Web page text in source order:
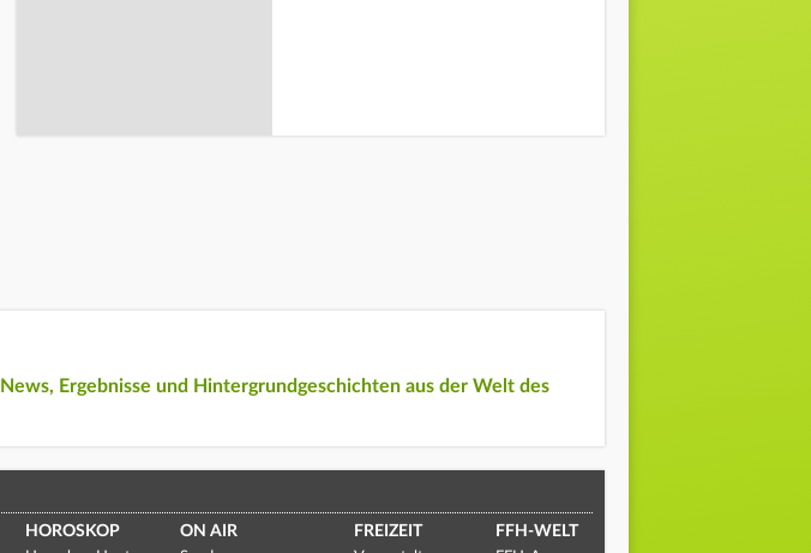
Ergebnisse und Hintergrundgeschichten aus der Welt des
HOROSKOP ON AIR FREIZEIT FFH-WELT